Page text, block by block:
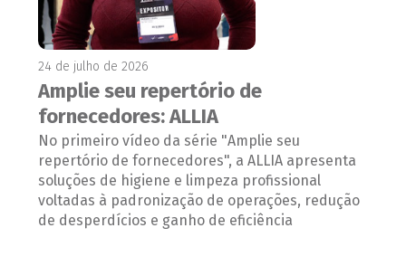
24 de julho de 2026
Amplie seu repertório de
fornecedores: ALLIA
No primeiro vídeo da série "Amplie seu
repertório de fornecedores", a ALLIA apresenta
soluções de higiene e limpeza profissional
voltadas à padronização de operações, redução
de desperdícios e ganho de eficiência